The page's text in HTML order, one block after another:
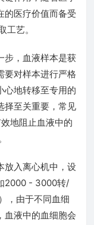
的医疗价值而备受
工艺。
步，血液样本是获
要对样本进行严格
心地转移至专用的
择至关重要，常见
地阻止血液中的
放入离心机中，设
2000 - 3000转/
，由于不同血细
血液中的血细胞会